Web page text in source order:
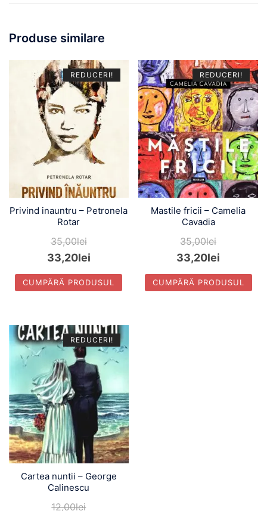
Produse similare
REDUCERI!
Privind inauntru – Petronela
Rotar
35,00lei
33,20lei
CUMPĂRĂ PRODUSUL
REDUCERI!
Mastile fricii – Camelia
Cavadia
35,00lei
33,20lei
CUMPĂRĂ PRODUSUL
REDUCERI!
Cartea nuntii – George
Calinescu
12,00lei